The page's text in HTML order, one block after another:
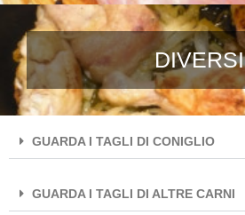
DIVERSI
GUARDA I TAGLI DI CONIGLIO
GUARDA I TAGLI DI ALTRE CARNI